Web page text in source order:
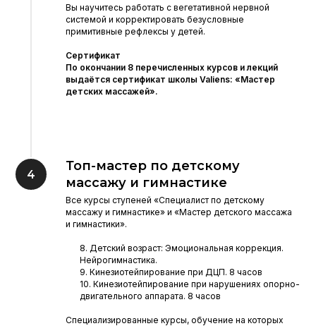
Вы научитесь работать с вегетативной нервной
системой и корректировать безусловные
примитивные рефлексы у детей.
Сертификат
По окончании 8 перечисленных курсов и лекций
выдаётся сертификат школы Valiens: «Мастер
детских массажей».
Топ-мастер по детскому
массажу и гимнастике
Все курсы ступеней «Специалист по детскому
массажу и гимнастике» и «Мастер детского массажа
и гимнастики».
8. Детский возраст: Эмоциональная коррекция.
Нейрогимнастика.
9. Кинезиотейпирование при ДЦП. 8 часов
10. Кинезиотейпирование при нарушениях опорно-
двигательного аппарата. 8 часов
Специализированные курсы, обучение на которых